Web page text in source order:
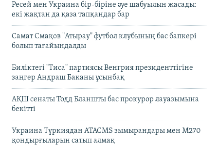
Ресей мен Украина бір-біріне әуе шабуылын жасады:
екі жақтан да қаза тапқандар бар
Самат Смақов "Атырау" футбол клубының бас бапкері
болып тағайындалды
Биліктегі "Тиса" партиясы Венгрия президенттігіне
заңгер Андраш Баканы ұсынбақ
АҚШ сенаты Тодд Бланшты бас прокурор лауазымына
бекітті
Украина Түркиядан ATACMS зымырандары мен M270
қондырғыларын сатып алмақ